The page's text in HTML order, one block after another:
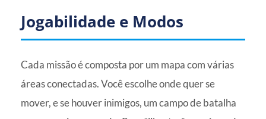
Jogabilidade e Modos
Cada missão é composta por um mapa com várias
áreas conectadas. Você escolhe onde quer se
mover, e se houver inimigos, um campo de batalha